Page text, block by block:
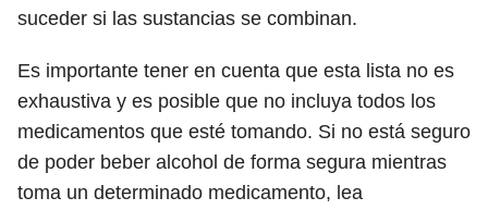
suceder si las sustancias se combinan.
Es importante tener en cuenta que esta lista no es
exhaustiva y es posible que no incluya todos los
medicamentos que esté tomando. Si no está seguro
de poder beber alcohol de forma segura mientras
toma un determinado medicamento, lea